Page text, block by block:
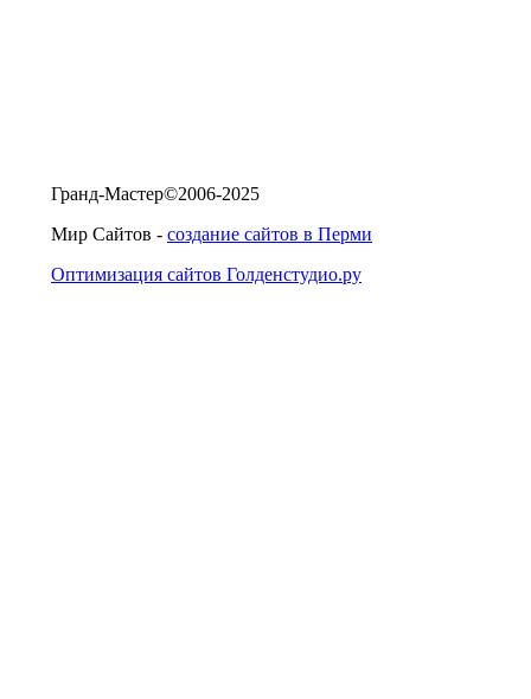
Гранд-Мастер©2006-2025
Мир Сайтов - создание сайтов в Перми
Оптимизация сайтов Голденстудио.ру